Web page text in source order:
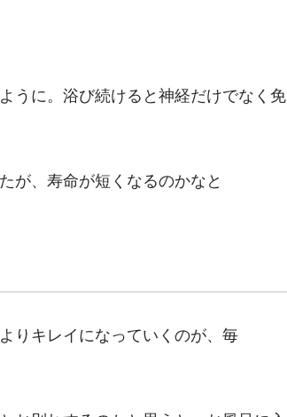
うに。浴び続けると神経だけでなく免
が、寿命が短くなるのかなと
りキレイになっていくのが、毎